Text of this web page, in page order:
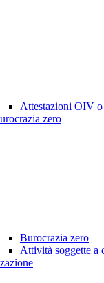
Attestazioni OIV o
zero
Burocrazia zero
Attività soggette a